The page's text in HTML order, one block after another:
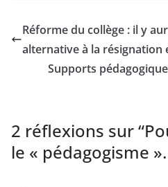
Réforme du collège : il y
alternative à la résignation
Supports
2 réflexions sur “
le « pédagogisme